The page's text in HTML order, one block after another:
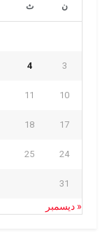
ن ث
3
4
10
11
17
18
24
25
31
« ديسمبر